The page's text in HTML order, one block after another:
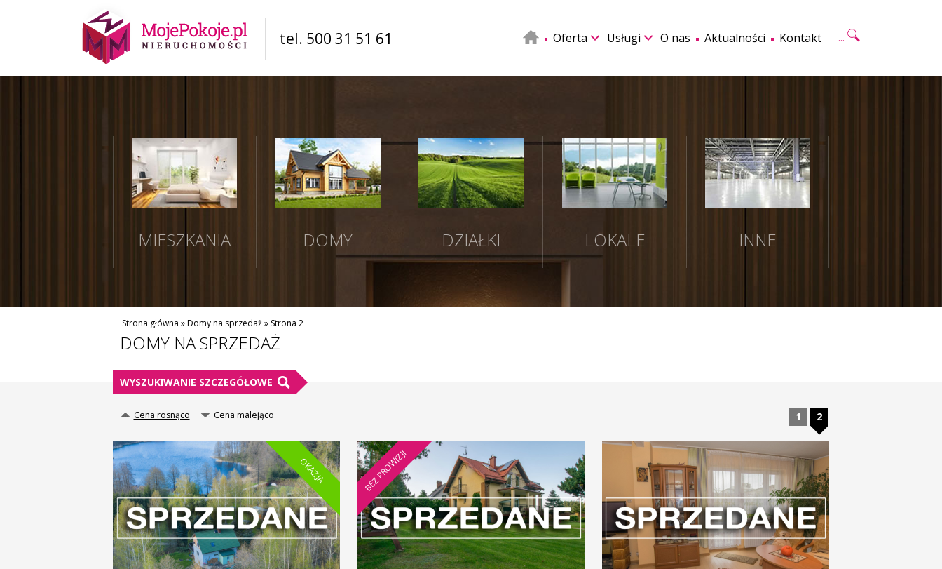
tel. 500 31 51 61 Oferta Usługi O nas Aktualności Kontakt
Szukaj
MIESZKANIA DOMY DZIAŁKI LOKALE INNE
Strona główna »Domy na sprzedaż» Strona 2
DOMY NA SPRZEDAŻ
WYSZUKIWANIE SZCZEGÓŁOWE
MIEJSCOWOŚĆ
INFORMACJE DODATKOWE
BEZ PROWIZJI OD KUPUJĄCEGO
DO REMONTU
OKAZJA
WYSOKI STANDARD
CENA 1 2
Cena rosnąco Cena malejąco
OKAZJA BEZ PROWIZJI